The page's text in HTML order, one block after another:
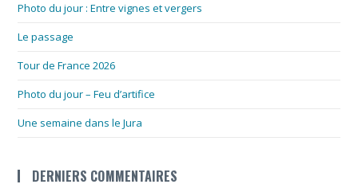
Photo du jour : Entre vignes et vergers
Le passage
Tour de France 2026
Photo du jour – Feu d’artifice
Une semaine dans le Jura
DERNIERS COMMENTAIRES